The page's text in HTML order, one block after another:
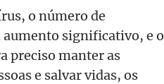
o número de
significativo, e o
preciso manter as
e salvar vidas, os